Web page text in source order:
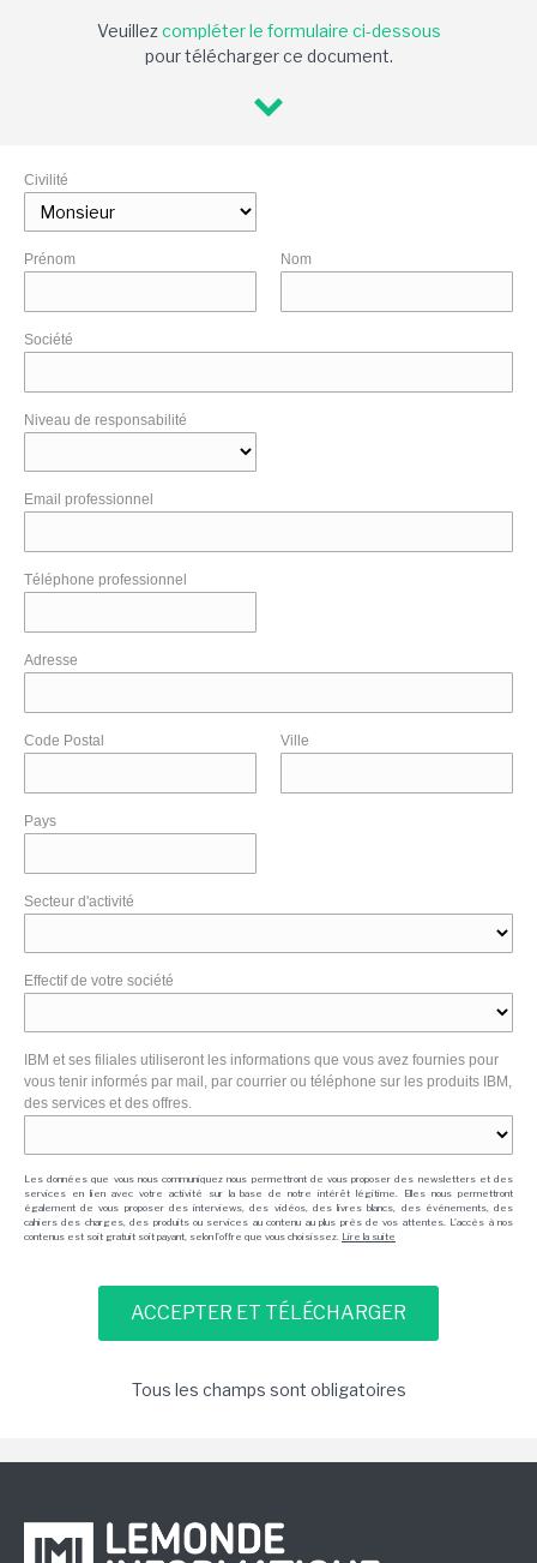
Veuillezcompléter le formulaire ci-dessous
pour télécharger ce document.
Civilité
Prénom Nom
Société
Niveau de responsabilité
Email professionnel
Téléphone professionnel
Adresse
Code Postal Ville
Pays
Secteur d'activité
Effectif de votre société
IBM et ses filiales utiliseront les informations que vous avez fournies pour
vous tenir informés par mail, par courrier ou téléphone sur les produits IBM,
des services et des offres.
Les données que vous nous communiquez nous permettront de vous proposer des newsletters et des
services en lien avec votre activité sur la base de notre intérêt légitime. Elles nous permettront
également de vous proposer des interviews, des vidéos, des livres blancs, des événements, des
cahiers des charges, des produits ou services au contenu au plus près de vos attentes. L'accès à nos
contenus est soit gratuit soit payant, selon l'offre que vous choisissez. Lire la suite
Tous les champs sont obligatoires